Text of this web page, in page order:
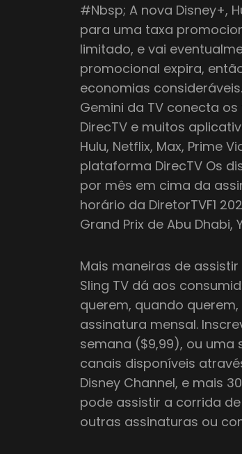
#Nbsp; A nova Disney+,
para uma taxa
limitado, e vai
promocional expira,
economias
Gemini da TV conecta
DirecTV e muitos
Hulu, Netflix, Max, Prime
plataforma DirecTV Os
por mês em cima da
horário da DiretorTVF1
Grand Prix de Abu
Mais maneiras de assistir
Sling TV dá aos
querem, quando
assinatura mensal.
semana ($9,99), ou uma
canais disponíveis
Disney Channel, e mais
pode assistir a corrida
outras assinaturas ou